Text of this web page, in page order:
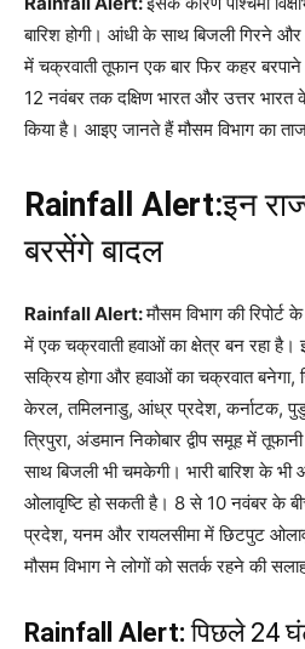
बारिश होगी। आंधी के साथ बिजली गिरने
में चक्रवाती तूफान एक बार फिर कहर
12 नवंबर तक दक्षिण भारत और उत्तर भारत
किया है। आइए जानते हैं मौसम विभाग का
Rainfall Alert:इन
बरसेंगे बादल
Rainfall Alert:मौसम विभाग की
में एक चक्रवाती हवाओं का क्षेत्र बन रहा है।
सक्रिय होगा और हवाओं का चक्रवात
केरल, तमिलनाडु, आंध्र प्रदेश, कर्नाटक,
त्रिपुरा, अंडमान निकोबार द्वीप समूह में
साथ बिजली भी चमकेगी। भारी बारिश के
ओलावृष्टि हो सकती है। 8 से 10 नवंबर के
प्रदेश, यनम और रायलसीमा में छिटपुट
मौसम विभाग ने लोगों को सतर्क रहने की
Rainfall Alert: पिछले 24